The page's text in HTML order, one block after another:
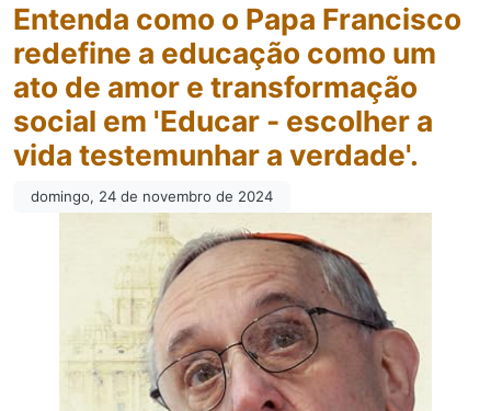
Entenda como o Papa Francisco
redefine a educação como um
ato de amor e transformação
social em 'Educar - escolher a
vida testemunhar a verdade'.
domingo, 24 de novembro de 2024